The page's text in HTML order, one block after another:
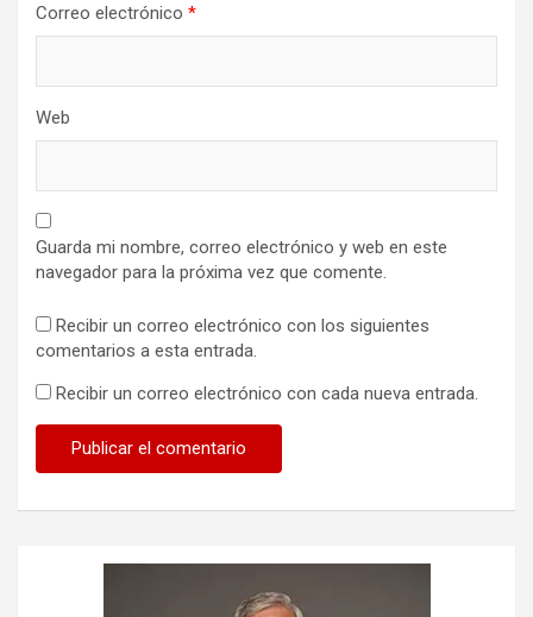
Correo electrónico *
Web
Guarda mi nombre, correo electrónico y web en este
navegador para la próxima vez que comente.
Recibir un correo electrónico con los siguientes
comentarios a esta entrada.
Recibir un correo electrónico con cada nueva entrada.